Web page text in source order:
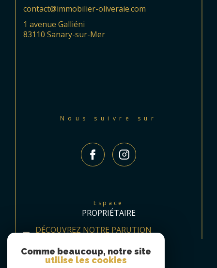
contact@immobilier-oliveraie.com
1 avenue Galliéni
83110 Sanary-sur-Mer
Nous suivre sur
Espace
PROPRIÉTAIRE
DÉCOUVREZ NOTRE PARUTION
Comme beaucoup, notre site
utilise les cookies